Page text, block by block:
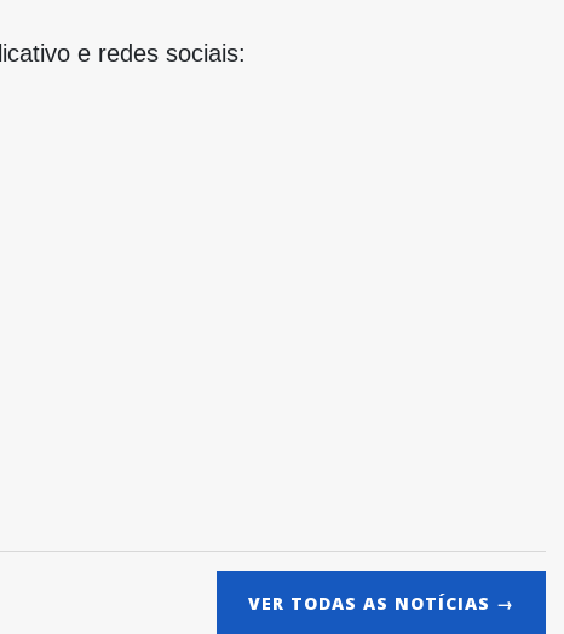
e redes sociais:
VER TODAS AS NOTÍCIAS →